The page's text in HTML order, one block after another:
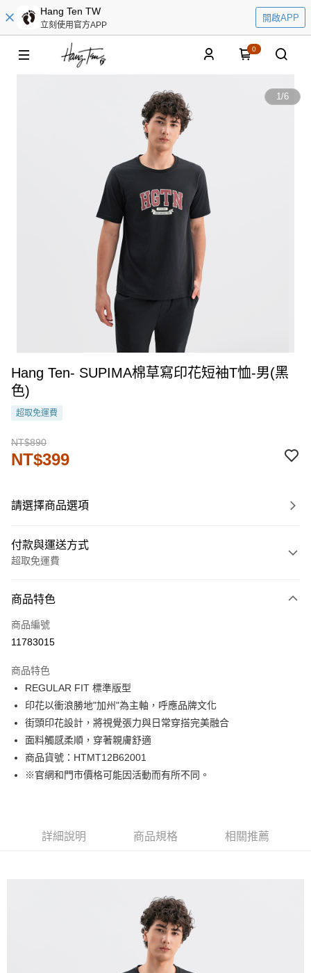
Hang Ten TW
立刻使用官方APP
開啟APP
0
1/6
Hang Ten- SUPIMA棉草寫印花短袖T恤-男(黑
色)
超取免運費
NT$890
NT$399
請選擇商品選項
付款與運送方式
超取免運費
信用卡一次付款
LINE Pay
街口支付
悠遊付
Google Pay
貨到付款
商品特色
商品編號
11783015
商品特色
REGULAR FIT 標準版型
印花以衝浪勝地"加州"為主軸，呼應品牌文化
街頭印花設計，將視覺張力與日常穿搭完美融合
面料觸感柔順，穿著親膚舒適
商品貨號：HTMT12B62001
※官網和門市價格可能因活動而有所不同。
詳細說明 商品規格 相關推薦